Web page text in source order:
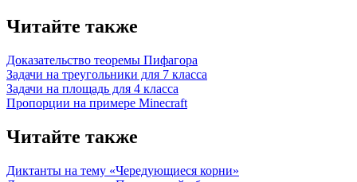
Читайте также
Доказательство теоремы Пифагора
Задачи на треугольники для 7 класса
Задачи на площадь для 4 класса
Пропорции на примере Minecraft
Читайте также
Диктанты на тему «Чередующиеся корни»